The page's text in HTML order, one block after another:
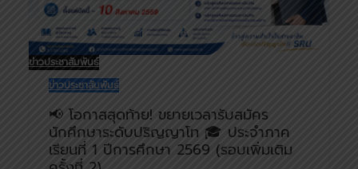
ข่าวประชาสัมพันธ์
ข่าวประชาสัมพันธ์
📢 โอกาสสุดท้าย! ขยายเวลารับสมัคร
นักศึกษาระดับปริญญาโท 🎓 ประจำภาค
เรียนที่ 1 ปีการศึกษา 2569 (รอบเพิ่มเติม